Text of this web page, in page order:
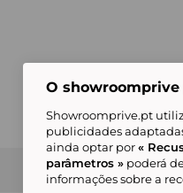
O
Showroomprive.pt
publicidades
ainda optar por«
parâmetros » poderá
informações sobre a